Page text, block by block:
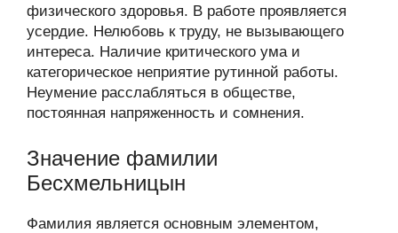
физического здоровья. В работе проявляется
усердие. Нелюбовь к труду, не вызывающего
интереса. Наличие критического ума и
категорическое неприятие рутинной работы.
Неумение расслабляться в обществе,
постоянная напряженность и сомнения.
Значение фамилии
Бесхмельницын
Фамилия является основным элементом,